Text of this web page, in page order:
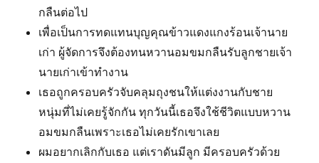
กลืนต่อไป
เพื่อเป็นการทดแทนบุญคุณข้าวแดงแกงร้อนเจ้านาย
เก่า ผู้จัดการจึงต้องทนหวานอมขมกลืนรับลูกชายเจ้า
นายเก่าเข้าทำงาน
เธอถูกครอบครัวจับคลุมถุงชนให้แต่งงานกับชาย
หนุ่มที่ไม่เคยรู้จักกัน ทุกวันนี้เธอจึงใช้ชีวิตแบบหวาน
อมขมกลืนเพราะเธอไม่เคยรักเขาเลย
ผมอยากเลิกกับเธอ แต่เราดันมีลูก มีครอบครัวด้วย